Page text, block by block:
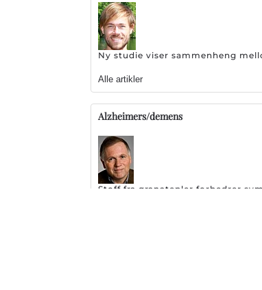
Ny studie viser sammenheng
Alle artikler
Alzheimers/demens
Stoff fra granatepler forbedrer